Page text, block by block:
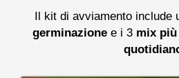
Il kit di avviamento include
germinazione e i 3 mix